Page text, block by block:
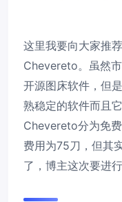
这里我要向大家推
Chevereto。虽然
开源图床软件，但
熟稳定的软件而且
Chevereto分为免
费用为75刀，但其
了，博主这次要进